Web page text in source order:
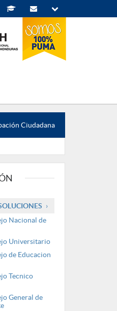
Ciudadana
Nacional de
Universitario
de Educacion
Tecnico
General de